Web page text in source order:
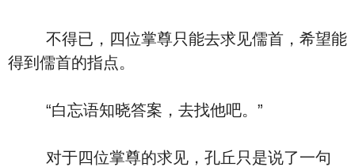
不得已，四位掌尊只能去求见儒首，希望能
得到儒首的指点。
“白忘语知晓答案，去找他吧。”
对于四位掌尊的求见，孔丘只是说了一句